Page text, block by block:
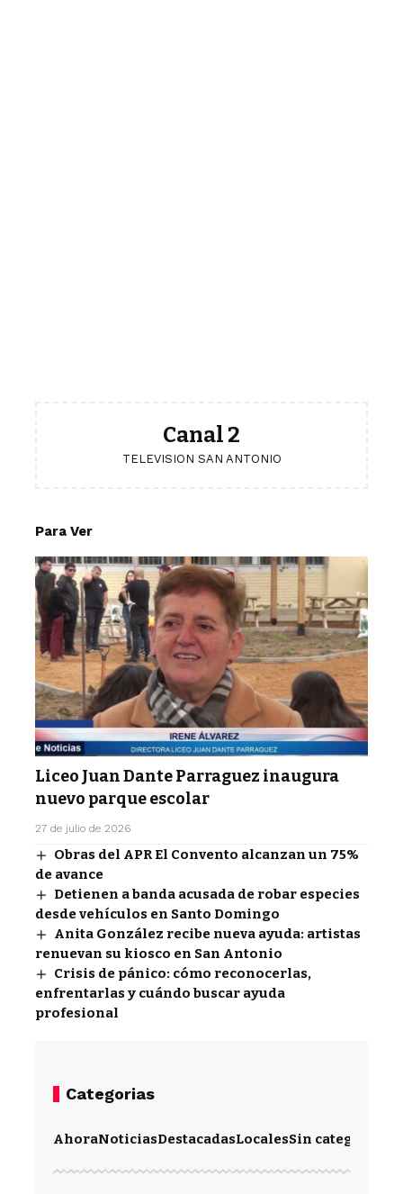
Canal 2
TELEVISION SAN ANTONIO
Para Ver
Liceo Juan Dante Parraguez inaugura
nuevo parque escolar
27 de julio de 2026
Obras del APR El Convento alcanzan un 75%
de avance
Detienen a banda acusada de robar especies
desde vehículos en Santo Domingo
Anita González recibe nueva ayuda: artistas
renuevan su kiosco en San Antonio
Crisis de pánico: cómo reconocerlas,
enfrentarlas y cuándo buscar ayuda
profesional
Categorias
AhoraNoticiasDestacadasLocalesSin categoría